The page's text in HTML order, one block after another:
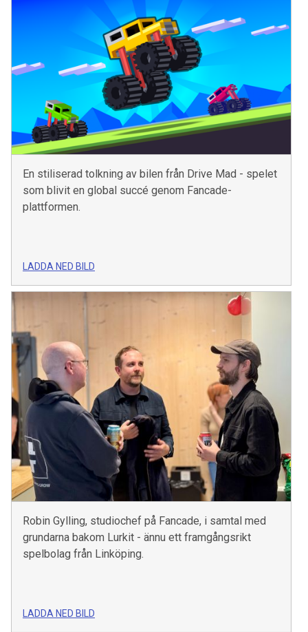
En stiliserad tolkning av bilen från Drive Mad - spelet
som blivit en global succé genom Fancade-
plattformen.
LADDA NED BILD
Robin Gylling, studiochef på Fancade, i samtal med
grundarna bakom Lurkit - ännu ett framgångsrikt
spelbolag från Linköping.
LADDA NED BILD